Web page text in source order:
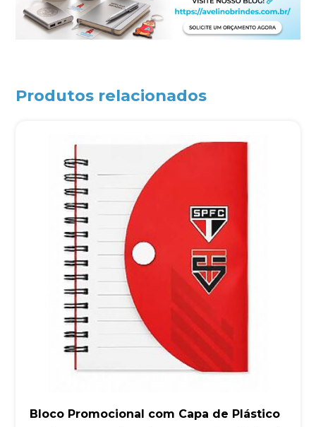
Produtos relacionados
Bloco Promocional com Capa de Plástico